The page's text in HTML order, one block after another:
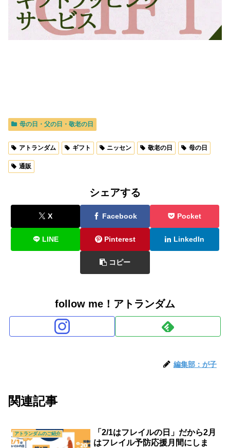
母の日・父の日・敬老の日
アトランダム ギフト ニッセン 敬老の日 母の日
通販
シェアする
X Facebook Pocket
LINE Pinterest LinkedIn
コピー
follow me！アトランダム
編集部：が子
関連記事
アトランダムのご紹介
「2/1はフレイルの日」だから2月
はフレイル予防応援月間にしま